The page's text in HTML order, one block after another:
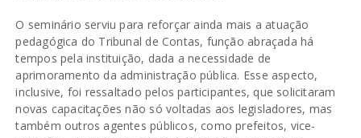
O seminário serviu para reforçar ainda mais a atuação
pedagógica do Tribunal de Contas, função abraçada há
tempos pela instituição, dada a necessidade de
aprimoramento da administração pública. Esse aspecto,
inclusive, foi ressaltado pelos participantes, que solicitaram
novas capacitações não só voltadas aos legisladores, mas
também outros agentes públicos, como prefeitos, vice-